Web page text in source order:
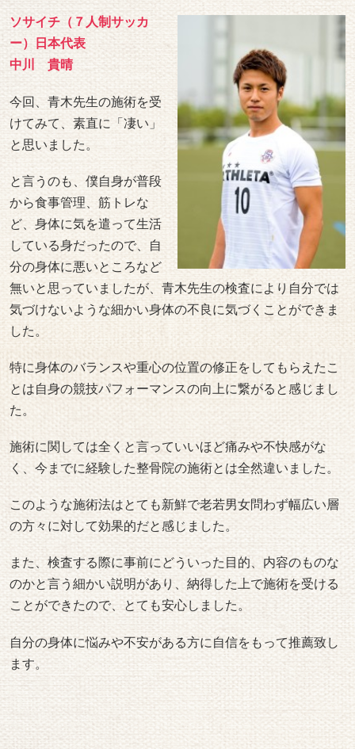
ソサイチ（７人制サッカ
ー）日本代表
中川 貴晴
今回、青木先生の施術を受
けてみて、素直に「凄い」
と思いました。
と言うのも、僕自身が普段
から食事管理、筋トレな
ど、身体に気を遣って生活
している身だったので、自
分の身体に悪いところなど
無いと思っていましたが、青木先生の検査により自分では
気づけないような細かい身体の不良に気づくことができま
した。
特に身体のバランスや重心の位置の修正をしてもらえたこ
とは自身の競技パフォーマンスの向上に繋がると感じまし
た。
施術に関しては全くと言っていいほど痛みや不快感がな
く、今までに経験した整骨院の施術とは全然違いました。
このような施術法はとても新鮮で老若男女問わず幅広い層
の方々に対して効果的だと感じました。
また、検査する際に事前にどういった目的、内容のものな
のかと言う細かい説明があり、納得した上で施術を受ける
ことができたので、とても安心しました。
自分の身体に悩みや不安がある方に自信をもって推薦致し
ます。